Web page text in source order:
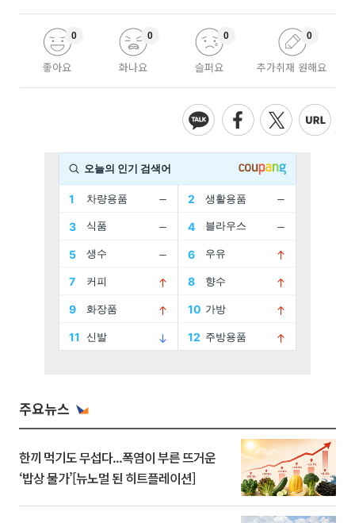
좋아요
0
화나요
0
슬퍼요
0
추가취재 원해요
0
주요뉴스
한끼 먹기도 무섭다...폭염이 부른 뜨거운
‘밥상 물가’[뉴노멀 된 히트플레이션]